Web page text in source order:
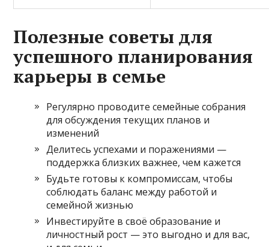
Полезные советы для
успешного планирования
карьеры в семье
Регулярно проводите семейные собрания
для обсуждения текущих планов и
изменений
Делитесь успехами и поражениями —
поддержка близких важнее, чем кажется
Будьте готовы к компромиссам, чтобы
соблюдать баланс между работой и
семейной жизнью
Инвестируйте в своё образование и
личностный рост — это выгодно и для вас,